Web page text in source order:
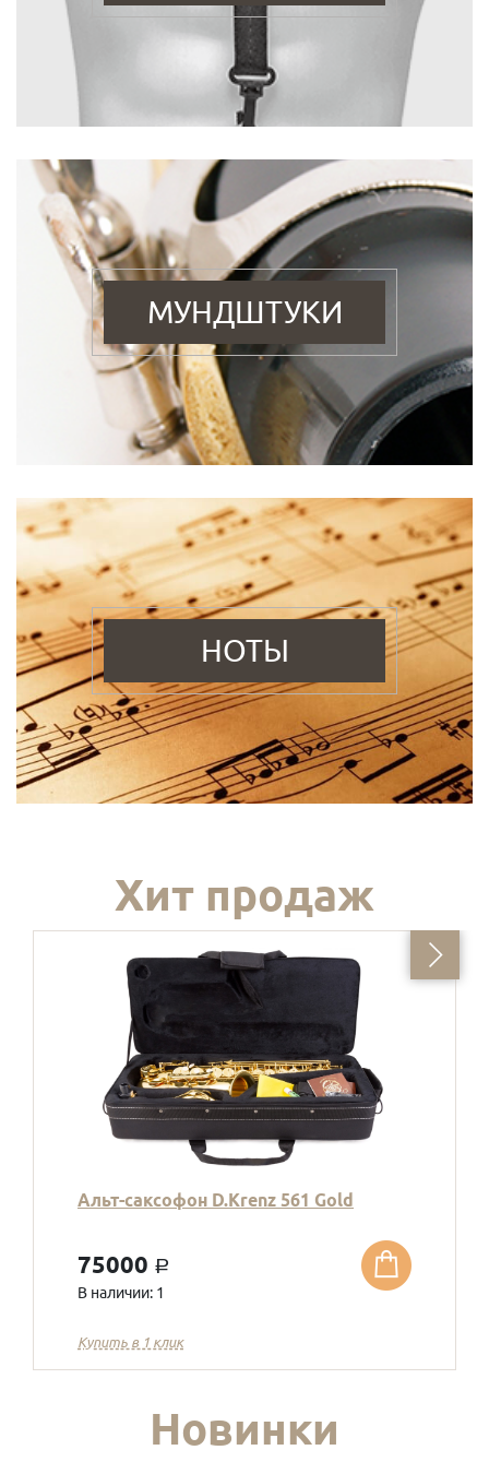
МУНДШТУКИ
НОТЫ
Хит продаж
Альт-саксофон D.Krenz 561 Gold
75000 a
В наличии: 1
Купить в 1 клик
Новинки